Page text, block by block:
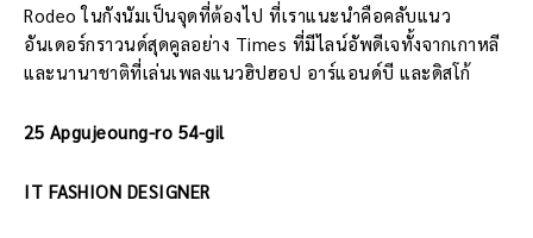
Rodeo ในกังนัมเป็นจุดที่ต้องไป ที่เราแนะนำคือคลับแนว
อันเดอร์กราวนด์สุดคูลอย่าง Times ที่มีไลน์อัพดีเจทั้งจากเกาหลี
และนานาชาติที่เล่นเพลงแนวฮิปฮอป อาร์แอนด์บี และดิสโก้
25 Apgujeoung-ro 54-gil
IT FASHION DESIGNER